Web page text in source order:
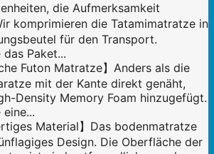
die Aufmerksamkeit
komprimieren die Tatamimatratze in
für den Transport.
das Paket...
Futon Matratze】Anders als die
mit der Kante direkt genäht,
Density Memory Foam hinzugefügt.
Material】Das bodenmatratze
Design. Die Oberfläche der